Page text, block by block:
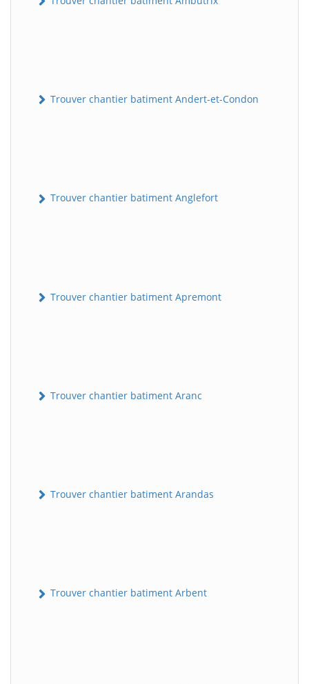
Trouver chantier batiment Andert-et-Condon
Trouver chantier batiment Anglefort
Trouver chantier batiment Apremont
Trouver chantier batiment Aranc
Trouver chantier batiment Arandas
Trouver chantier batiment Arbent